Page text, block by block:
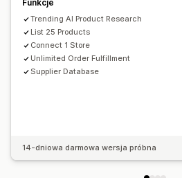
Funkcje
Trending AI Product Research
List 25 Products
Connect 1 Store
Unlimited Order Fulfillment
Supplier Database
14-dniowa darmowa wersja próbna